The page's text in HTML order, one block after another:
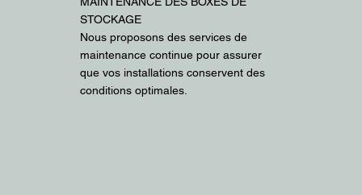
STOCKAGE
Nous proposons des services de
maintenance continue pour assurer
que vos installations conservent des
conditions optimales.